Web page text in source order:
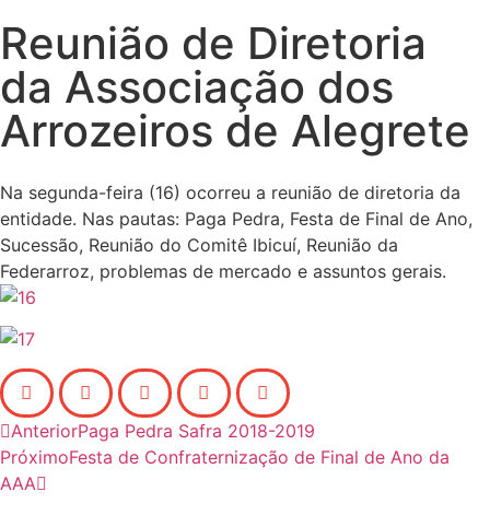
Reunião de Diretoria
da Associação dos
Arrozeiros de Alegrete
Na segunda-feira (16) ocorreu a reunião de diretoria da
entidade. Nas pautas: Paga Pedra, Festa de Final de Ano,
Sucessão, Reunião do Comitê Ibicuí, Reunião da
Federarroz, problemas de mercado e assuntos gerais.
AnteriorPaga Pedra Safra 2018-2019
PróximoFesta de Confraternização de Final de Ano da
AAA